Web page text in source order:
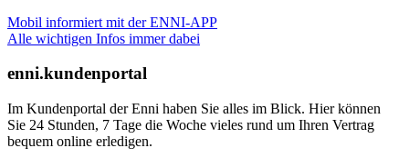
Mobil informiert mit der ENNI-APP
Alle wichtigen Infos immer dabei
enni.kundenportal
Im Kundenportal der Enni haben Sie alles im Blick. Hier können
Sie 24 Stunden, 7 Tage die Woche vieles rund um Ihren Vertrag
bequem online erledigen.